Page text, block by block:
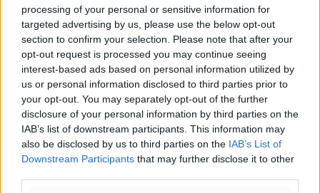
processing of your personal or sensitive information for
targeted advertising by us, please use the below opt-out
section to confirm your selection. Please note that after your
opt-out request is processed you may continue seeing
interest-based ads based on personal information utilized by
us or personal information disclosed to third parties prior to
your opt-out. You may separately opt-out of the further
disclosure of your personal information by third parties on the
IAB’s list of downstream participants. This information may
also be disclosed by us to third parties on the IAB’s List of
Downstream Participants that may further disclose it to other
14km/h
ΒΔ
30 32
06:18
20:07
πρόγνωση:
31°
ΣΑ
30°
ΚΥ
29°